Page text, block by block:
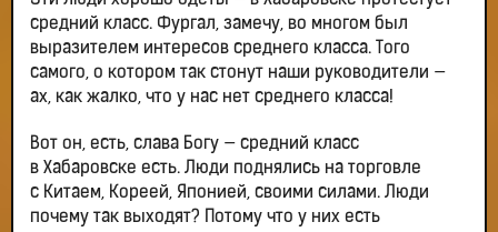
средний класс. Фургал, замечу, во многом был
выразителем интересов среднего класса. Того
самого, о котором так стонут наши руководители —
ах, как жалко, что у нас нет среднего класса!
Вот он, есть, слава Богу — средний класс
в Хабаровске есть. Люди поднялись на торговле
с Китаем, Кореей, Японией, своими силами. Люди
почему так выходят? Потому что у них есть